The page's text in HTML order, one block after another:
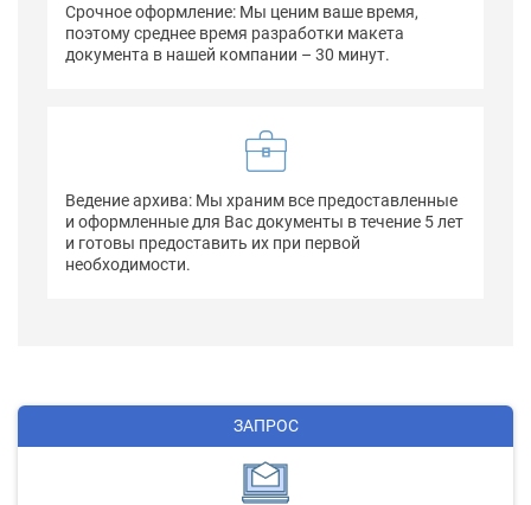
Срочное оформление: Мы ценим ваше время,
поэтому среднее время разработки макета
документа в нашей компании – 30 минут.
Ведение архива: Мы храним все предоставленные
и оформленные для Вас документы в течение 5 лет
и готовы предоставить их при первой
необходимости.
ЗАПРОС